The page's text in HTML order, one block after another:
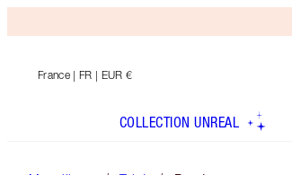
France | FR | EUR €
COLLECTION UNREAL